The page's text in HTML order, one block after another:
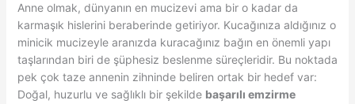
Anne olmak, dünyanın en mucizevi ama bir o kadar da
karmaşık hislerini beraberinde getiriyor. Kucağınıza aldığınız o
minicik mucizeyle aranızda kuracağınız bağın en önemli yapı
taşlarından biri de şüphesiz beslenme süreçleridir. Bu noktada
pek çok taze annenin zihninde beliren ortak bir hedef var:
Doğal, huzurlu ve sağlıklı bir şekilde başarılı emzirme